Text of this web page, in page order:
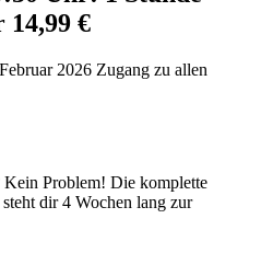
€
2026 Zugang zu allen
Problem! Die komplette
dir 4 Wochen lang zur